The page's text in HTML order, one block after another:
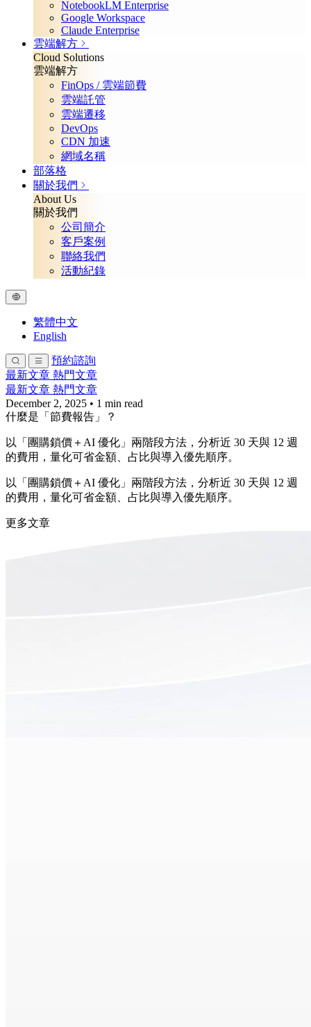
NotebookLM Enterprise
Google Workspace
Claude Enterprise
雲端解方
Cloud Solutions
雲端解方
FinOps / 雲端節費
雲端託管
雲端遷移
DevOps
CDN 加速
網域名稱
部落格
關於我們
About Us
關於我們
公司簡介
客戶案例
聯絡我們
活動紀錄
繁體中文
English
預約諮詢
最新文章 熱門文章
最新文章 熱門文章
December 2, 2025 • 1 min read
什麼是「節費報告」？
以「團購鎖價＋AI 優化」兩階段方法，分析近 30 天與 12 週
的費用，量化可省金額、占比與導入優先順序。
以「團購鎖價＋AI 優化」兩階段方法，分析近 30 天與 12 週
的費用，量化可省金額、占比與導入優先順序。
更多文章